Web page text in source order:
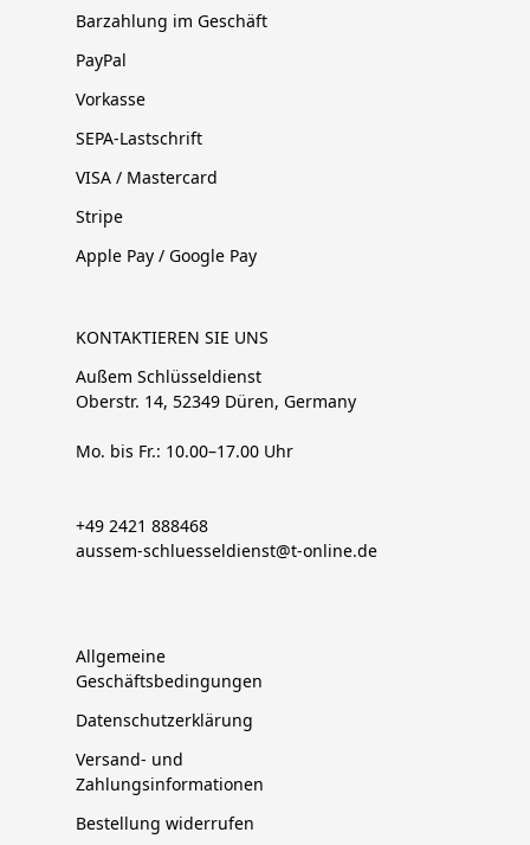
Barzahlung im Geschäft
PayPal
Vorkasse
SEPA-Lastschrift
VISA / Mastercard
Stripe
Apple Pay / Google Pay
KONTAKTIEREN SIE UNS
Außem Schlüsseldienst
Oberstr. 14, 52349 Düren, Germany
Mo. bis Fr.: 10.00–17.00 Uhr
+49 2421 888468
aussem-schluesseldienst@t-online.de
Allgemeine
Geschäftsbedingungen
Datenschutzerklärung
Versand- und
Zahlungsinformationen
Bestellung widerrufen